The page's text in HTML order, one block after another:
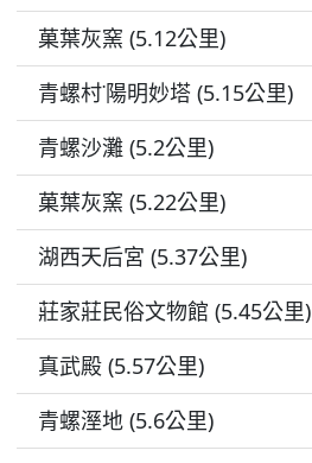
菓葉灰窯 (5.12公里)
青螺村˙陽明妙塔 (5.15公里)
青螺沙灘 (5.2公里)
菓葉灰窯 (5.22公里)
湖西天后宮 (5.37公里)
莊家莊民俗文物館 (5.45公里)
真武殿 (5.57公里)
青螺溼地 (5.6公里)